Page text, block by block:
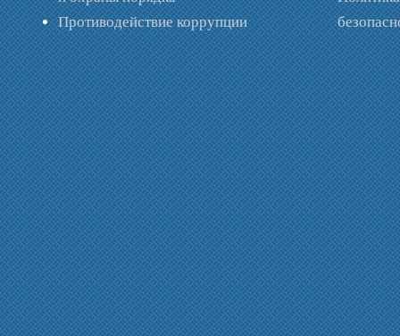
Противодействие коррупции